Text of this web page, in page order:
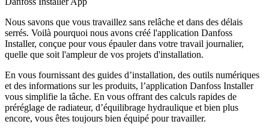
Nous savons que vous travaillez sans relâche et dans des délais
serrés. Voilà pourquoi nous avons créé l'application Danfoss
Installer, conçue pour vous épauler dans votre travail journalier,
quelle que soit l'ampleur de vos projets d'installation.
En vous fournissant des guides d’installation, des outils numériques
et des informations sur les produits, l’application Danfoss Installer
vous simplifie la tâche. En vous offrant des calculs rapides de
préréglage de radiateur, d’équilibrage hydraulique et bien plus
encore, vous êtes toujours bien équipé pour travailler.